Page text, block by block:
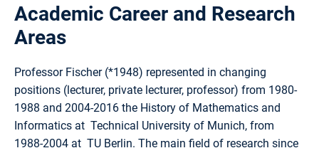
Academic Career and Research
Areas
Professor Fischer (*1948) represented in changing
positions (lecturer, private lecturer, professor) from 1980-
1988 and 2004-2016 the History of Mathematics and
Informatics at Technical University of Munich, from
1988-2004 at TU Berlin. The main field of research since